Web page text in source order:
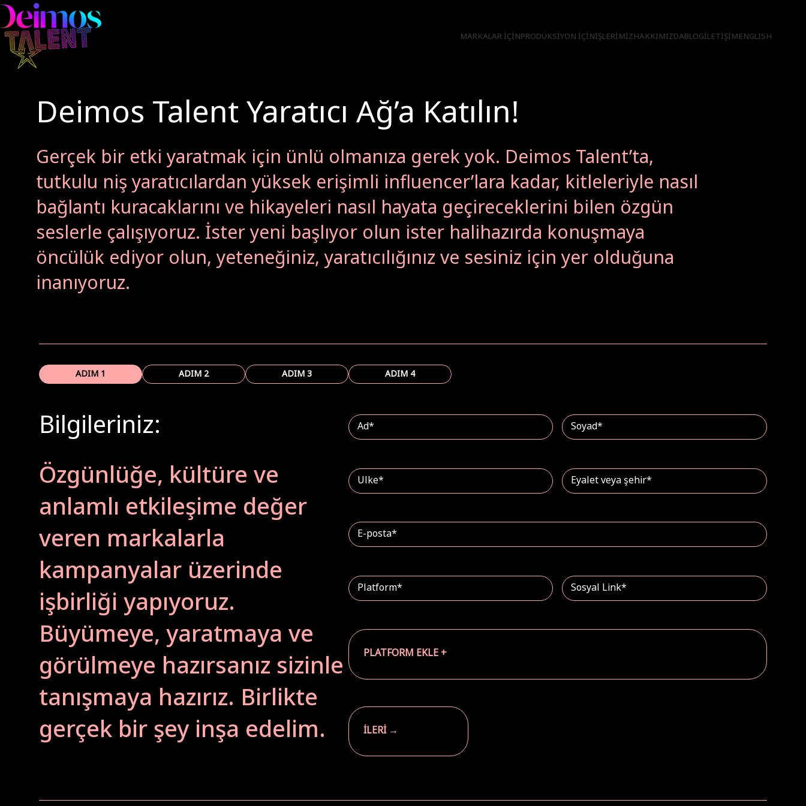
MARKALAR IÇINPRODÜKSIYON İÇINİŞLERIMIZHAKKIMIZDABLOGİLETIŞIMENGLISH
Deimos Talent Yaratıcı Ağ’a Katılın!
Gerçek bir etki yaratmak için ünlü olmanıza gerek yok. Deimos Talent’ta,
tutkulu niş yaratıcılardan yüksek erişimli influencer’lara kadar, kitleleriyle nasıl
bağlantı kuracaklarını ve hikayeleri nasıl hayata geçireceklerini bilen özgün
seslerle çalışıyoruz. İster yeni başlıyor olun ister halihazırda konuşmaya
öncülük ediyor olun, yeteneğiniz, yaratıcılığınız ve sesiniz için yer olduğuna
inanıyoruz.
ADIM 1 ADIM 2 ADIM 3 ADIM 4
Bilgileriniz:
Özgünlüğe, kültüre ve
anlamlı etkileşime değer
veren markalarla
kampanyalar üzerinde
işbirliği yapıyoruz.
Büyümeye, yaratmaya ve
görülmeye hazırsanız sizinle
tanışmaya hazırız. Birlikte
gerçek bir şey inşa edelim.
PLATFORM EKLE +
İLERİ →